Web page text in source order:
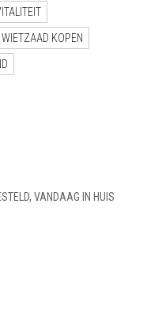
WIETZAAD KOPEN
VANDAAG IN HUIS